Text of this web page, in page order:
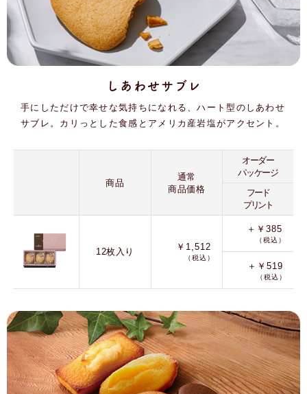
しあわせサブレ
手にしただけで幸せな気持ちになれる、ハート型のしあわせ
サブレ。カリっとした食感とアメリカ産岩塩がアクセント。
商品
通常
商品価格
オーダー
パッケージ
フード
プリント
12枚入り ￥1,512
（税込）
＋￥385
（税込）
＋￥519
（税込）